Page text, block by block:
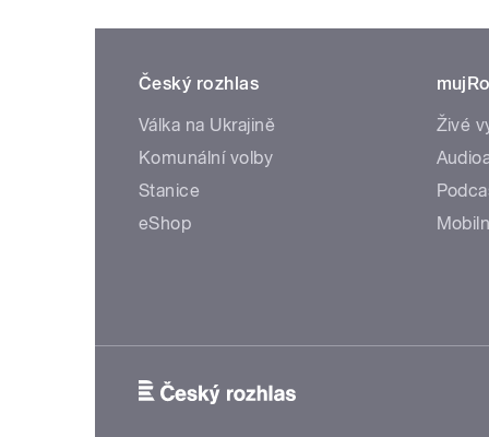
Český rozhlas
Válka na Ukrajině
Komunální volby
Stanice
eShop
Živé